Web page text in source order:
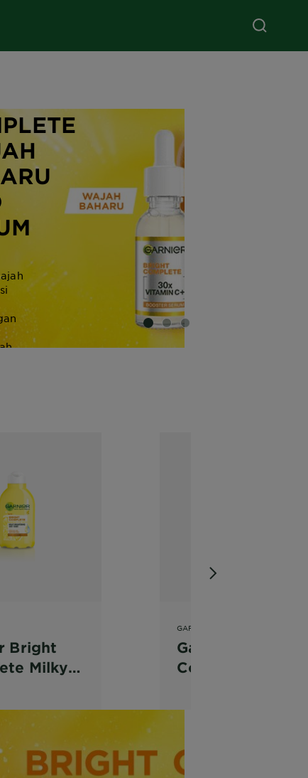
SLIDE 1
SLIDE 2SLIDE 3
Bright
Milky
GARNIER
Garnier Bright
Complete
Cream SPF 36